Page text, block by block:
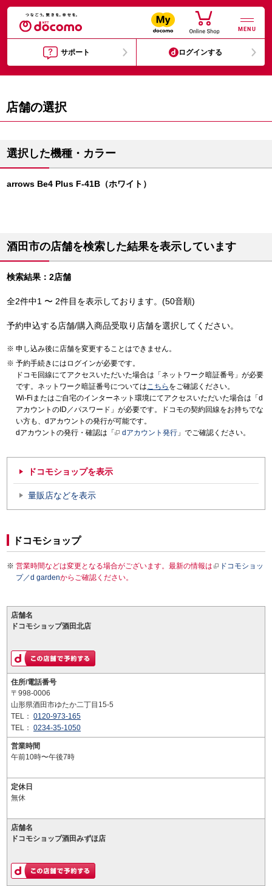
MENU
サポート ログインする
店舗の選択
選択した機種・カラー
arrows Be4 Plus F-41B（ホワイト）
酒田市の店舗を検索した結果を表示しています
検索結果：2店舗
全2件中1 〜 2件目を表示しております。(50音順)
予約申込する店舗/購入商品受取り店舗を選択してください。
申し込み後に店舗を変更することはできません。
予約手続きにはログインが必要です。
ドコモ回線にてアクセスいただいた場合は「ネットワーク暗証番号」が必要
です。ネットワーク暗証番号についてはこちら をご確認ください。
Wi-Fiまたはご自宅のインターネット環境にてアクセスいただいた場合は「d
アカウントのID／パスワード」が必要です。ドコモの契約回線をお持ちでな
い方も、dアカウントの発行が可能です。
dアカウントの発行・確認は「
dアカウント発行 」でご確認ください。
ドコモショップを表示
量販店などを表示
ドコモショップ
営業時間などは変更となる場合がございます。最新の情報は
ドコモショッ
プ／d gardenからご確認ください。
店舗名
ドコモショップ酒田北店
住所/電話番号
〒998-0006
山形県酒田市ゆたか二丁目15-5
TEL： 0120-973-165
TEL： 0234-35-1050
営業時間
午前10時〜午後7時
定休日
無休
店舗名
ドコモショップ酒田みずほ店